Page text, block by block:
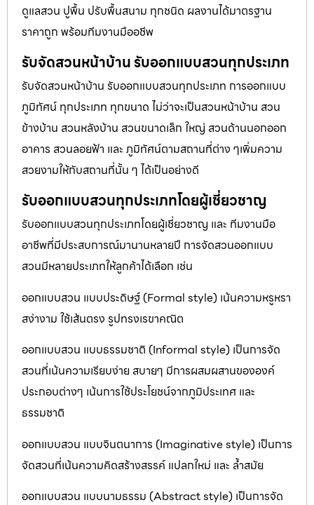
ดูแลสวน ปูพื้น ปรับพื้นสนาม ทุกชนิด ผลงานได้มาตรฐาน
ราคาถูก พร้อมทีมงานมืออชีพ
รับจัดสวนหน้าบ้าน รับออกแบบสวนทุกประเภท
รับจัดสวนหน้าบ้าน รับออกแบบสวนทุกประเภท การออกแบบ
ภูมิทัศน์ ทุกประเภท ทุกขนาด ไม่ว่าจะเป็นสวนหน้าบ้าน สวน
ข้างบ้าน สวนหลังบ้าน สวนขนาดเล็ก ใหญ่ สวนด้านนอกออก
อาคาร สวนลอยฟ้า และ ภูมิทัศน์ตามสถานที่ต่าง ๆเพิ่มความ
สวยงามให้กับสถานที่นั้น ๆ ได้เป็นอย่างดี
รับออกแบบสวนทุกประเภทโดยผู้เชี่ยวชาญ
รับออกแบบสวนทุกประเภทโดยผู้เชี่ยวชาญ และ ทีมงานมือ
อาชีพที่มีประสบการณ์มานานหลายปี การจัดสวนออกแบบ
สวนมีหลายประเภทให้ลูกค้าได้เลือก เช่น
ออกแบบสวน แบบประดิษฐ์ (Formal style) เน้นความหรูหรา
สง่างาม ใช้เส้นตรง รูปทรงเรขาคณิต
ออกแบบสวน แบบธรรมชาติ (Informal style) เป็นการจัด
สวนที่เน้นความเรียบง่าย สบายๆ มีการผสมผสานขององค์
ประกอบต่างๆ เน้นการใช้ประโยชน์จากภูมิประเทศ และ
ธรรมชาติ
ออกแบบสวน แบบจินตนาการ (Imaginative style) เป็นการ
จัดสวนที่เน้นความคิดสร้างสรรค์ แปลกใหม่ และ ล้ำสมัย
ออกแบบสวน แบบนามธรรม (Abstract style) เป็นการจัด